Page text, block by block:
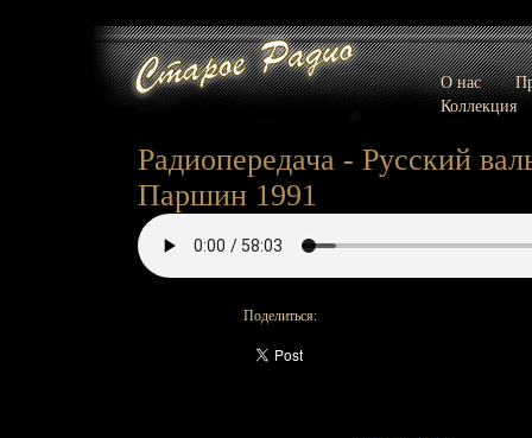
О нас
Коллекция
Радиопередача - Русский
Паршин 1991
Поделиться: